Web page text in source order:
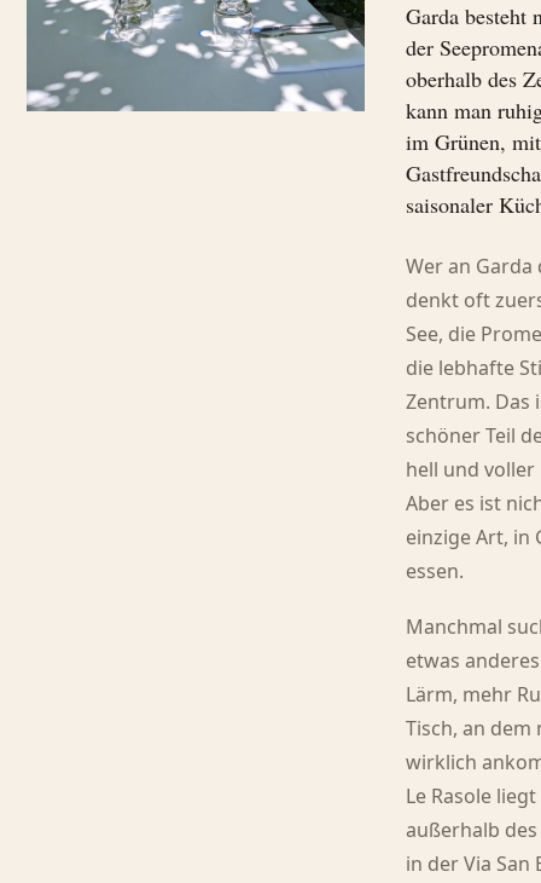
Garda besteht
der
oberhalb des
kann man
im Grünen, mit
saisonaler
Wer an Garda
denkt oft
See, die
die lebhafte
Zentrum. Das
schöner Teil
hell und voller
Aber es ist
einzige Art, in
essen.
Manchmal
etwas
Lärm, mehr
Tisch, an dem
wirklich
Le Rasole
außerhalb
in der Via San